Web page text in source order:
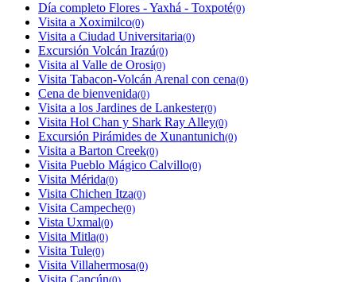
Día completo Flores - Yaxhá - Toxpoté(0)
Visita a Xoximilco(0)
Visita a Ciudad Universitaria(0)
Excursión Volcán Irazú(0)
Visita al Valle de Orosi(0)
Visita Tabacon-Volcán Arenal con cena(0)
Cena de bienvenida(0)
Visita a los Jardines de Lankester(0)
Visita Hol Chan y Shark Ray Alley(0)
Excursión Pirámides de Xunantunich(0)
Visita a Barton Creek(0)
Visita Pueblo Mágico Calvillo(0)
Visita Mérida(0)
Visita Chichen Itza(0)
Visita Campeche(0)
Vista Uxmal(0)
Visita Mitla(0)
Visita Tule(0)
Visita Villahermosa(0)
Visita Cancún